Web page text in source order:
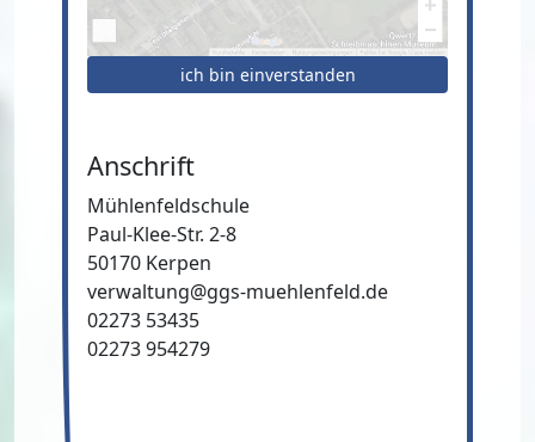
ich bin einverstanden
Anschrift
Mühlenfeldschule
Paul-Klee-Str. 2-8
50170 Kerpen
verwaltung@ggs-muehlenfeld.de
02273 53435
02273 954279